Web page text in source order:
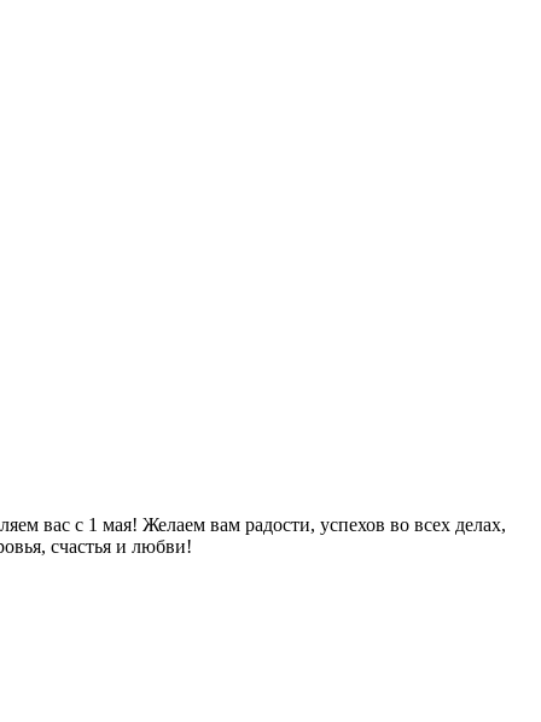
вас с 1 мая! Желаем вам радости, успехов во всех делах,
счастья и любви!